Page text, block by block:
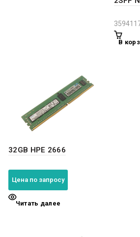
В
32GB HPE 2666
Цена по запросу
Читать далее